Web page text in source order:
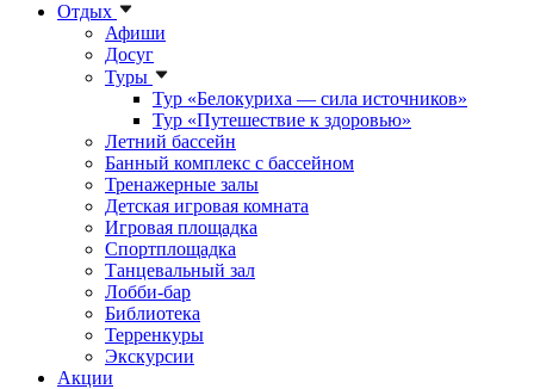
Отдых
Афиши
Досуг
Туры
Тур «Белокуриха — сила источников»
Тур «Путешествие к здоровью»
Летний бассейн
Банный комплекс с бассейном
Тренажерные залы
Детская игровая комната
Игровая площадка
Спортплощадка
Танцевальный зал
Лобби-бар
Библиотека
Терренкуры
Экскурсии
Акции